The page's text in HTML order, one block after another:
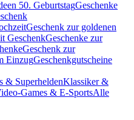
50. GeburtstagGeschenke
Geschenk zur goldenen
GeschenkGeschenke zur
Geschenk zur
EinzugGeschenkgutscheine
& SuperheldenKlassiker &
Games & E-SportsAlle